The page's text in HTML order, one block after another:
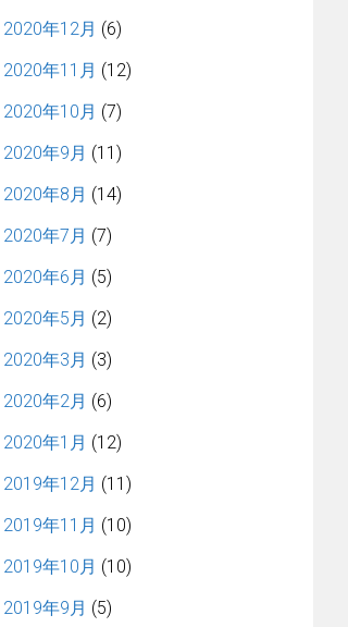
2020年12月 (6)
2020年11月 (12)
2020年10月 (7)
2020年9月 (11)
2020年8月 (14)
2020年7月 (7)
2020年6月 (5)
2020年5月 (2)
2020年3月 (3)
2020年2月 (6)
2020年1月 (12)
2019年12月 (11)
2019年11月 (10)
2019年10月 (10)
2019年9月 (5)